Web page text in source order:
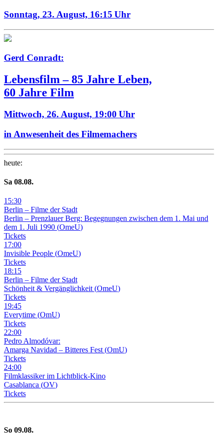
Sonntag, 23. August, 16:15 Uhr
Gerd Conradt:
Lebensfilm – 85 Jahre Leben,
60 Jahre Film
Mittwoch, 26. August, 19:00 Uhr
in Anwesenheit des Filmemachers
heute:
Sa 08.08.
15:30
Berlin – Filme der Stadt
Berlin – Prenzlauer Berg: Begegnungen zwischen dem 1. Mai und
dem 1. Juli 1990 (OmeU)
Tickets
17:00
Invisible People (OmeU)
Tickets
18:15
Berlin – Filme der Stadt
Schönheit & Vergänglichkeit (OmeU)
Tickets
19:45
Everytime (OmU)
Tickets
22:00
Pedro Almodóvar:
Amarga Navidad – Bitteres Fest (OmU)
Tickets
24:00
Filmklassiker im Lichtblick-Kino
Casablanca (OV)
Tickets
So 09.08.